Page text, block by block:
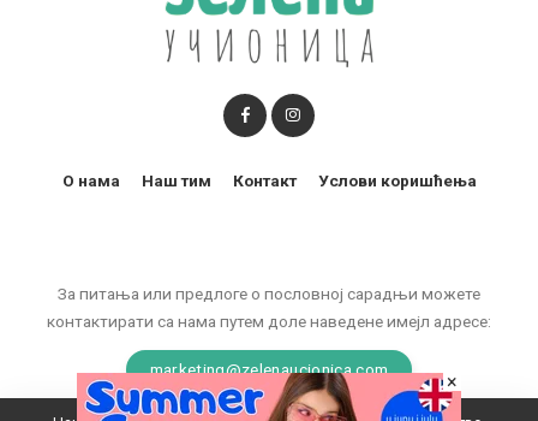
За питања или предлоге о пословној сарадњи можете
контактирати са нама путем доле наведене имејл адресе:
marketing@zelenaucionica.com
О нама Наш тим Контакт Услови коришћења
×